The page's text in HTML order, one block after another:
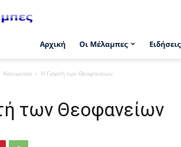
Αρχική Οι Μέλαμπες Ειδήσεις
Κοινωνικά Η Γιορτή των Θεοφανείων
των Θεοφανείων